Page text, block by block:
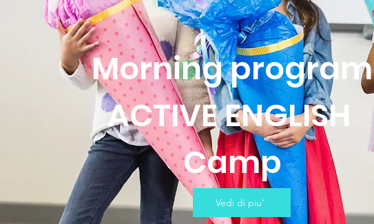
Vedi di piu'
Morning program
ACTIVE ENGLISH
Camp